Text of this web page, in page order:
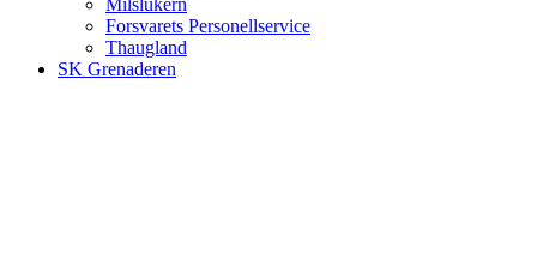
Milslukern
Forsvarets Personellservice
Thaugland
SK Grenaderen